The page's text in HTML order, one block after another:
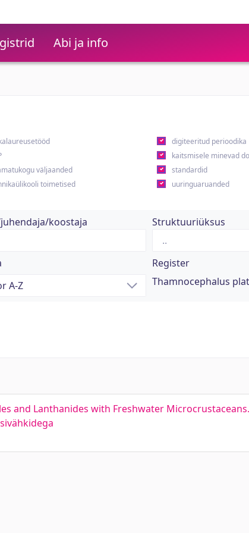
Abi ja info
digiteeritud perioodika
kaitsmisele minevad
väljaanded standardid
toimetised uuringuaruanded
koostaja Struktuuriüksus
Register
Thamnocephalus
and Lanthanides with Freshwater